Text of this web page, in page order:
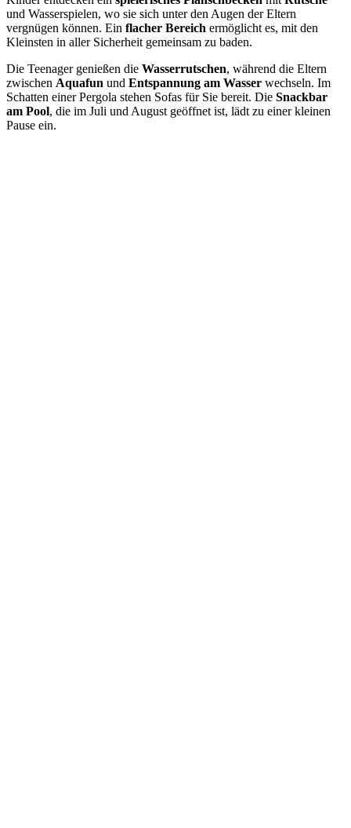
und Wasserspielen, wo sie sich unter den Augen der Eltern
vergnügen können. Ein flacher Bereich ermöglicht es, mit den
Kleinsten in aller Sicherheit gemeinsam zu baden.
Die Teenager genießen die Wasserrutschen, während die Eltern
zwischen Aquafun und Entspannung am Wasser wechseln. Im
Schatten einer Pergola stehen Sofas für Sie bereit. Die Snackbar
am Pool, die im Juli und August geöffnet ist, lädt zu einer kleinen
Pause ein.